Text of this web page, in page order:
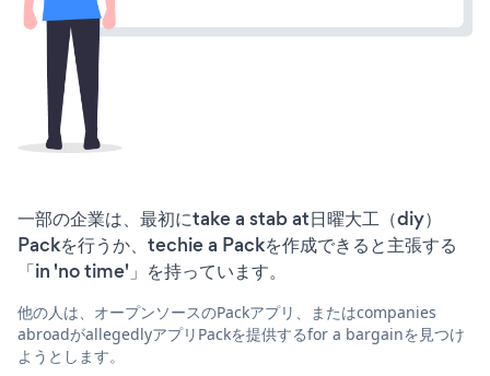
一部の企業は、最初にtake a stab at日曜大工（diy）
Packを行うか、techie a Packを作成できると主張する
「in 'no time'」を持っています。
他の人は、オープンソースのPackアプリ、またはcompanies
abroadがallegedlyアプリPackを提供するfor a bargainを見つけ
ようとします。